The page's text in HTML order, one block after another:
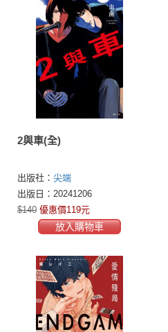
2與車(全)
出版社： 尖端
出版日：20241206
$140 優惠價119元
放入購物車